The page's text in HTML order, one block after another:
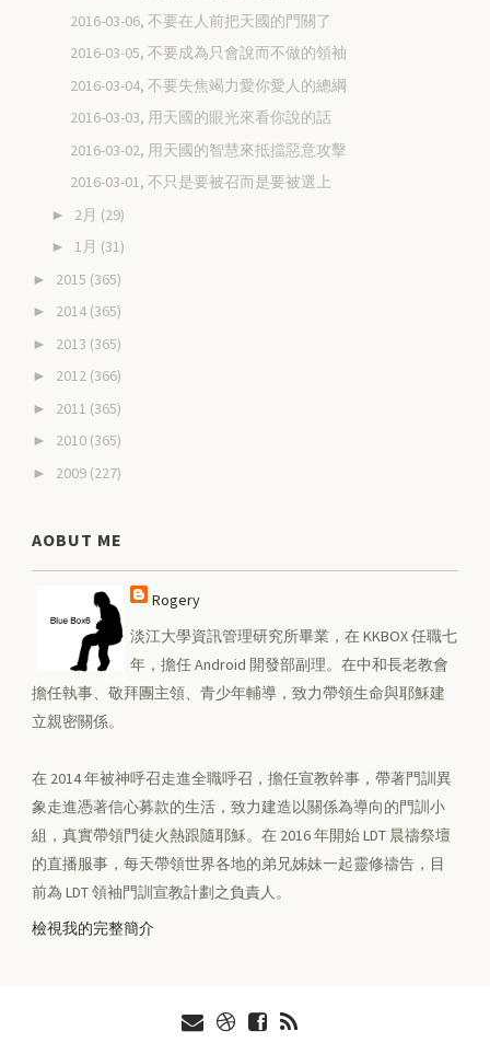
2016-03-06, 不要在人前把天國的門關了
2016-03-05, 不要成為只會說而不做的領袖
2016-03-04, 不要失焦竭力愛你愛人的總綱
2016-03-03, 用天國的眼光來看你說的話
2016-03-02, 用天國的智慧來抵擋惡意攻擊
2016-03-01, 不只是要被召而是要被選上
► 2月 (29)
► 1月 (31)
► 2015 (365)
► 2014 (365)
► 2013 (365)
► 2012 (366)
► 2011 (365)
► 2010 (365)
► 2009 (227)
AOBUT ME
Rogery
淡江大學資訊管理研究所畢業，在 KKBOX 任職七
年，擔任 Android 開發部副理。在中和長老教會
擔任執事、敬拜團主領、青少年輔導，致力帶領生命與耶穌建
立親密關係。
在 2014 年被神呼召走進全職呼召，擔任宣教幹事，帶著門訓異
象走進憑著信心募款的生活，致力建造以關係為導向的門訓小
組，真實帶領門徒火熱跟隨耶穌。在 2016 年開始 LDT 晨禱祭壇
的直播服事，每天帶領世界各地的弟兄姊妹一起靈修禱告，目
前為 LDT 領袖門訓宣教計劃之負責人。
檢視我的完整簡介